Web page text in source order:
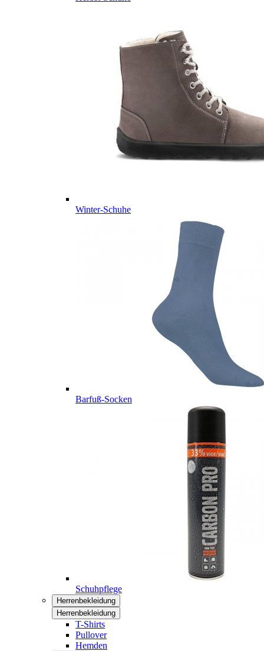
Winter-Schuhe
Barfuß-Socken
Schuhpflege
Herrenbekleidung
Herrenbekleidung
T-Shirts
Pullover
Hemden